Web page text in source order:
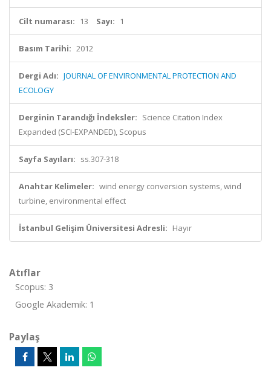
Cilt numarası: 13 Sayı: 1
Basım Tarihi: 2012
Dergi Adı: JOURNAL OF ENVIRONMENTAL PROTECTION AND
ECOLOGY
Derginin Tarandığı İndeksler: Science Citation Index
Expanded (SCI-EXPANDED), Scopus
Sayfa Sayıları: ss.307-318
Anahtar Kelimeler: wind energy conversion systems, wind
turbine, environmental effect
İstanbul Gelişim Üniversitesi Adresli: Hayır
Atıflar
Scopus: 3
Google Akademik: 1
Paylaş